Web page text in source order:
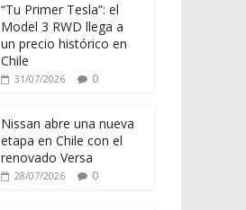
“Tu Primer Tesla”: el
Model 3 RWD llega a
un precio histórico en
Chile
31/07/2026 0
Nissan abre una nueva
etapa en Chile con el
renovado Versa
28/07/2026 0